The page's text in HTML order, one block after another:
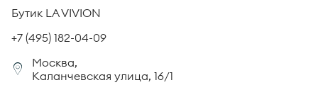
Политика возврата
Сертификация бриллиантов
Юридическая информация
СМИ о нас
Корпоративный портал
Статьи
Бутик LA VIVION
+7 (495) 182-04-09
Москва,
Каланчевская улица, 16/1